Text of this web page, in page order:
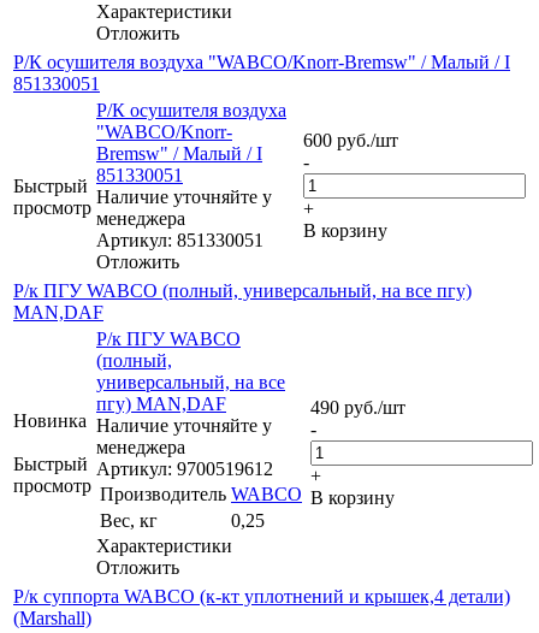
Характеристики
Отложить
Р/К осушителя воздуха "WABCO/Knorr-Bremsw" / Малый / I
851330051
Быстрый
просмотр
Р/К осушителя воздуха
"WABCO/Knorr-
Bremsw" / Малый / I
851330051
Наличие уточняйте у
менеджера
Артикул: 851330051
Отложить
600 руб./шт
-
+
В корзину
Р/к ПГУ WABCO (полный, универсальный, на все пгу)
MAN,DAF
Новинка
Быстрый
просмотр
Р/к ПГУ WABCO
(полный,
универсальный, на все
пгу) MAN,DAF
Наличие уточняйте у
менеджера
Артикул: 9700519612
Производитель WABCO
Вес, кг
0,25
Характеристики
Отложить
490 руб./шт
-
+
В корзину
Р/к суппорта WABCO (к-кт уплотнений и крышек,4 детали)
(Marshall)